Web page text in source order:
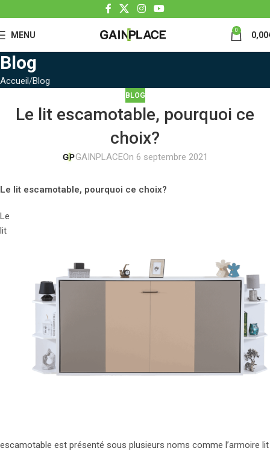
MENU 0 0,00
Blog
Accueil Blog
BLOG
Le lit escamotable, pourquoi ce
choix?
GAINPLACEOn 6 septembre 2021
Le lit escamotable, pourquoi ce choix?
Le
lit
escamotable est présenté sous plusieurs noms comme l’armoire lit